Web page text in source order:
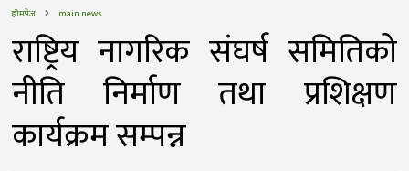
होमपेज main news
राष्ट्रिय नागरिक संघर्ष समितिको
नीति निर्माण तथा प्रशिक्षण
कार्यक्रम सम्पन्न